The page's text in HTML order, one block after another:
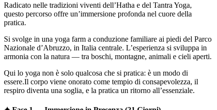
Radicato nelle tradizioni viventi dell’Hatha e del Tantra Yoga,
questo percorso offre un’immersione profonda nel cuore della
pratica.
Si svolge in una yoga farm a conduzione familiare ai piedi del Parco
Nazionale d’Abruzzo, in Italia centrale. L’esperienza si sviluppa in
armonia con la natura — tra boschi, montagne, animali e cieli aperti.
Qui lo yoga non è solo qualcosa che si pratica: è un modo di
essere.Il corpo viene onorato come tempio di consapevolezza, il
respiro diventa una soglia, e la pratica un ritorno all’essenziale.